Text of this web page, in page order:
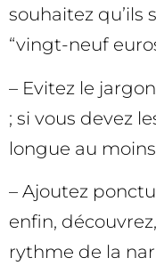
souhaitez qu’ils
“vingt-neuf
– Evitez le
; si vous devez
longue au
– Ajoutez
enfin,
rythme de la